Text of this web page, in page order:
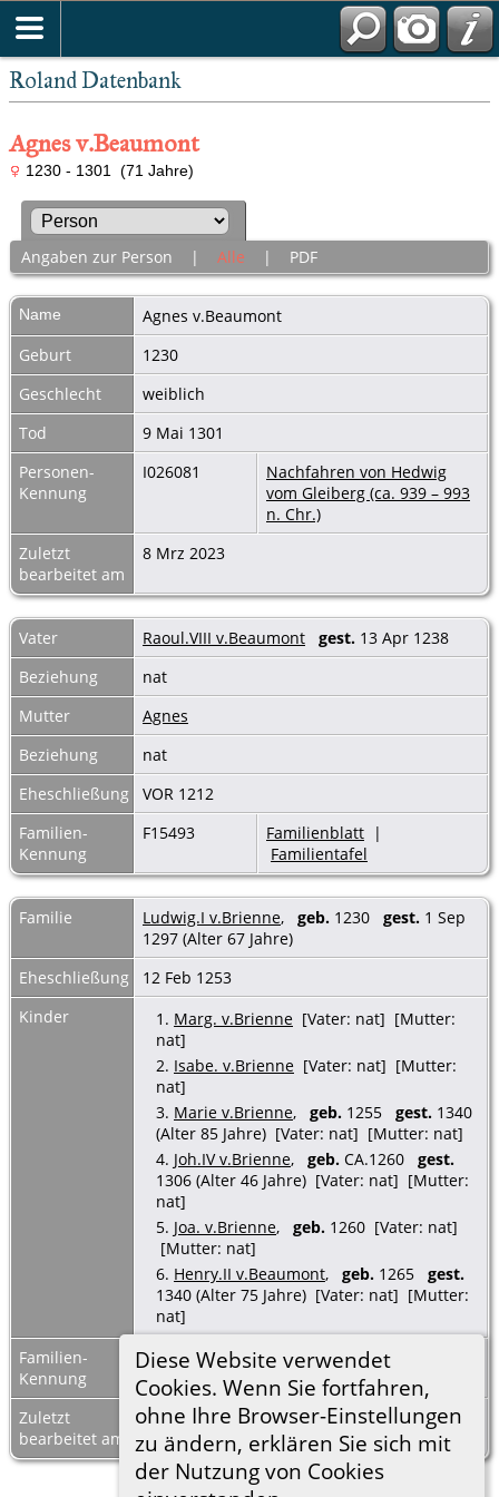
Roland Datenbank
Diese Website verwendet
Cookies. Wenn Sie fortfahren,
ohne Ihre Browser-Einstellungen
zu ändern, erklären Sie sich mit
der Nutzung von Cookies
Agnes v.Beaumont
1230 - 1301 (71 Jahre)
Angaben zur Person | Alle | PDF
Name Agnes v.Beaumont
Geburt
1230
Geschlecht
weiblich
Tod
9 Mai 1301
Personen-
Kennung
I026081
Nachfahren von Hedwig
vom Gleiberg (ca. 939 – 993
n. Chr.)
Zuletzt
bearbeitet am
8 Mrz 2023
Vater Raoul.VIII v.Beaumont gest. 13 Apr 1238
Beziehung
nat
Mutter
Agnes
Beziehung
nat
Eheschließung
VOR 1212
Familien-
Kennung
F15493 Familienblatt |
Familientafel
Familie Ludwig.I v.Brienne, geb. 1230 gest. 1 Sep
1297 (Alter 67 Jahre)
Eheschließung
12 Feb 1253
Kinder
1. Marg. v.Brienne [Vater: nat] [Mutter:
nat]
2. Isabe. v.Brienne [Vater: nat] [Mutter:
nat]
3. Marie v.Brienne, geb. 1255 gest. 1340
(Alter 85 Jahre) [Vater: nat] [Mutter: nat]
4. Joh.IV v.Brienne, geb. CA.1260 gest.
1306 (Alter 46 Jahre) [Vater: nat] [Mutter:
nat]
5. Joa. v.Brienne, geb. 1260 [Vater: nat]
[Mutter: nat]
6. Henry.II v.Beaumont, geb. 1265 gest.
1340 (Alter 75 Jahre) [Vater: nat] [Mutter:
nat]
Familien-
Kennung
F09389 Familienblatt|
Familientafel
Zuletzt
bearbeitet am
8 Mrz 2023